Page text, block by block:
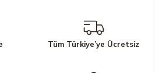
bilgiler bulunuyor.
Tüm Türkiye’ye Ücretsiz